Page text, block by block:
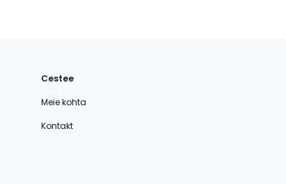
Cestee
Meie kohta
Kontakt